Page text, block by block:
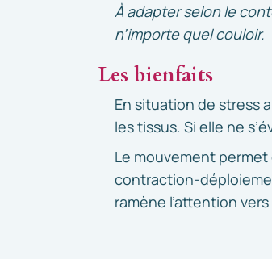
À adapter selon le
n’importe quel couloir.
Les bienfaits
En situation de stress
les tissus. Si elle ne
Le mouvement
contraction-
ramène l’attention